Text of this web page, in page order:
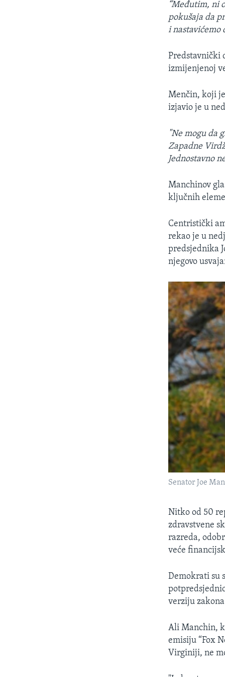
“Međutim, ni
pokušaja da
i nastavićemo
Predstavnički
izmijenjenoj
Menčin, koji
izjavio je u
"Ne mogu da
Zapadne
Jednostavno
Manchinov
ključnih
Centristički
rekao je u
predsjednika
njegovo
Senator Joe
Nitko od 50
zdravstvene
razreda,
veće
Demokrati su
verziju
Ali Manchin,
emisiju “Fox
Virginiji, ne